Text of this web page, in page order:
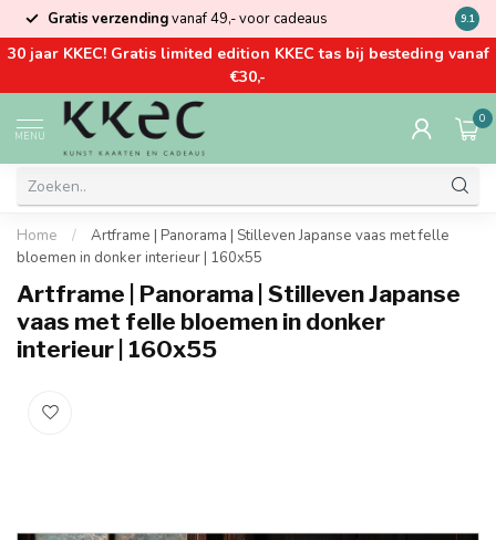
Gratis verzendingvanaf 49,- voor cadeaus Kom
9.1
30 jaar KKEC! Gratis limited edition KKEC tas bij besteding vanaf
€30,-
MENU
0
Home /
Artframe | Panorama | Stilleven Japanse vaas met felle
bloemen in donker interieur | 160x55
Artframe | Panorama | Stilleven Japanse
vaas met felle bloemen in donker
interieur | 160x55